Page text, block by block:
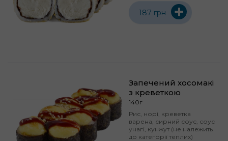
187 грн +
Запечений хосомакі
з креветкою
140г
Рис, норі, креветка
варена, сирний соус, соус
унагі, кунжут (не належить
до категорії теплих)